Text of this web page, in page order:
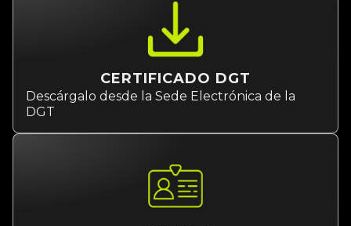
CERTIFICADO DGT
Descárgalo desde la Sede Electrónica de la
DGT